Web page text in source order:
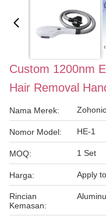
Custom 1200nm
Hair Removal
Nama Merek:
Nomor Model: HE-1
MOQ: 1 Set
Harga: Apply
Rincian
Kemasan: